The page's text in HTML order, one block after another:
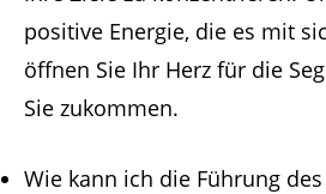
positive Energie, die es mit
öffnen Sie Ihr Herz für die
Sie zukommen.
Wie kann ich die Führung